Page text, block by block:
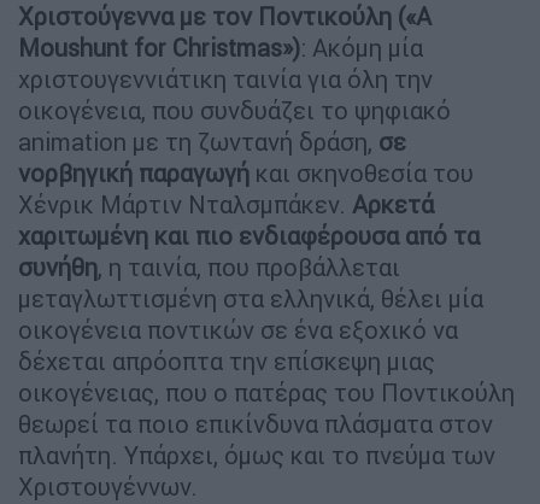
Χριστούγεννα με τον Ποντικούλη («A
Moushunt for Christmas»): Ακόμη μία
χριστουγεννιάτικη ταινία για όλη την
οικογένεια, που συνδυάζει το ψηφιακό
animation με τη ζωντανή δράση, σε
νορβηγική παραγωγή και σκηνοθεσία του
Χένρικ Μάρτιν Νταλσμπάκεν. Αρκετά
χαριτωμένη και πιο ενδιαφέρουσα από τα
συνήθη, η ταινία, που προβάλλεται
μεταγλωττισμένη στα ελληνικά, θέλει μία
οικογένεια ποντικών σε ένα εξοχικό να
δέχεται απρόοπτα την επίσκεψη μιας
οικογένειας, που ο πατέρας του Ποντικούλη
θεωρεί τα ποιο επικίνδυνα πλάσματα στον
πλανήτη. Υπάρχει, όμως και το πνεύμα των
Χριστουγέννων.